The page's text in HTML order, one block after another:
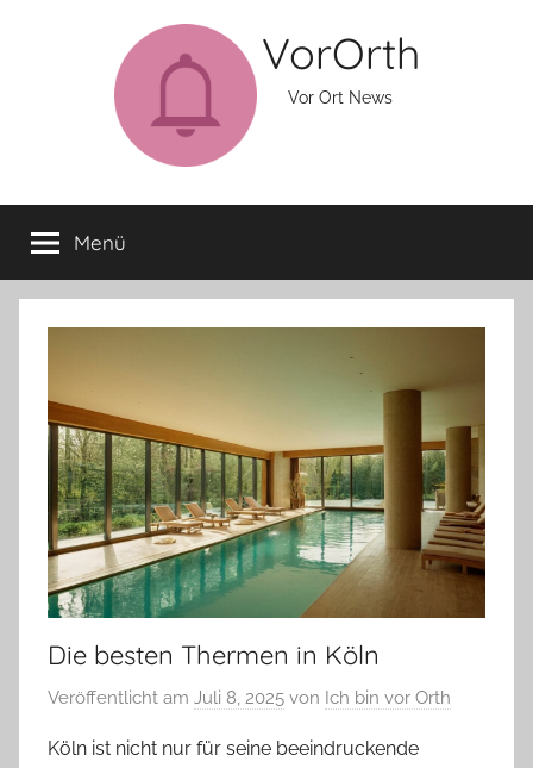
VorOrth
Vor Ort News
Menü
Die besten Thermen in Köln
Veröffentlicht am Juli 8, 2025 von Ich bin vor Orth
Köln ist nicht nur für seine beeindruckende